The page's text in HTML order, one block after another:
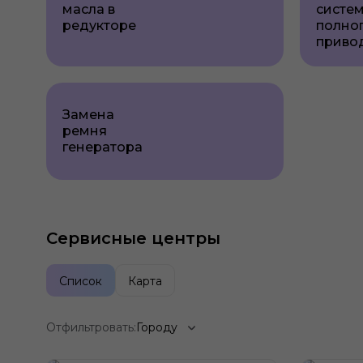
масла в
редукторе
Замена
ремня
генератора
Сервисные центры
Список Карта
Отфильтровать:Городу